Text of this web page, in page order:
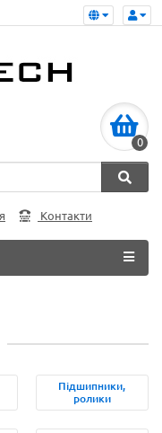
0
Контакти
Підшипники,
ролики